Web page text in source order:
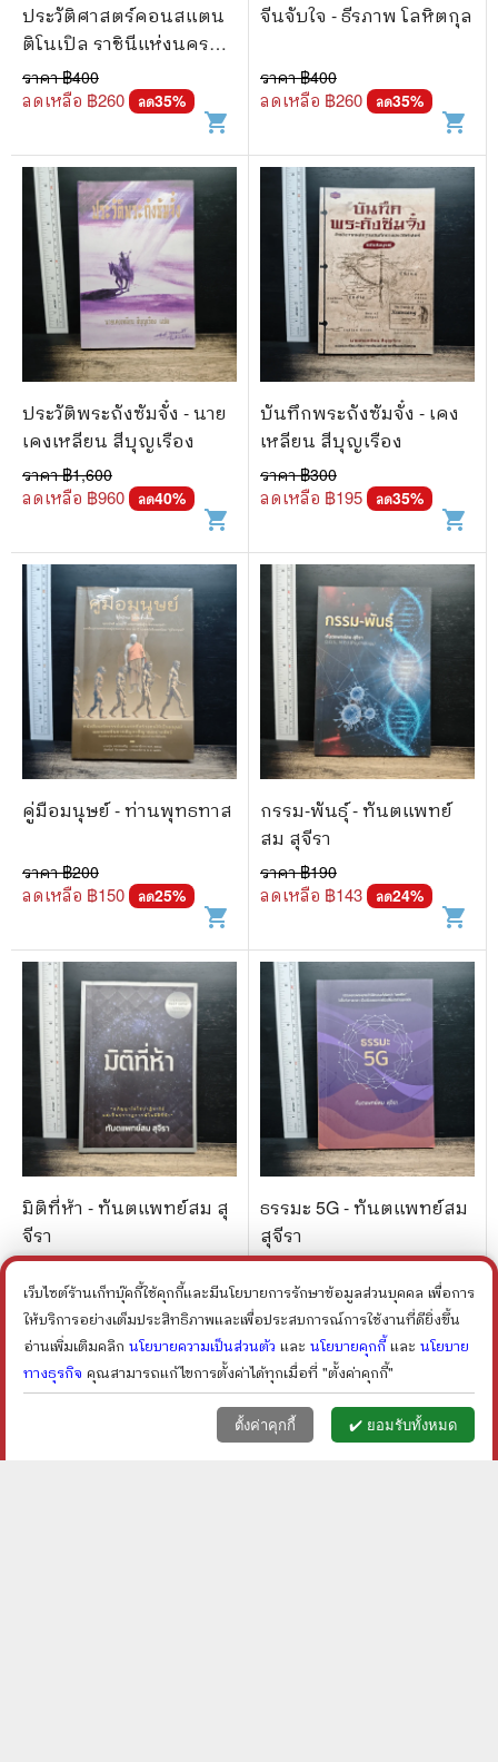
ประวัติศาสตร์คอนสแตน
ติโนเปิล ราชินีแห่งนครทั้ง
มวล - ชาครีย์นรทิพย์ เสวิ
กุล
ราคา ฿400
ลดเหลือ ฿260 ลด35%
shopping_cart
จีนจับใจ - ธีรภาพ โลหิตกุล
ราคา ฿400
ลดเหลือ ฿260 ลด35%
shopping_cart
ประวัติพระถังซัมจั๋ง - นาย
เคงเหลียน สีบุญเรือง
ราคา ฿1,600
ลดเหลือ ฿960 ลด40%
shopping_cart
บันทึกพระถังซัมจั๋ง - เคง
เหลียน สีบุญเรือง
ราคา ฿300
ลดเหลือ ฿195 ลด35%
shopping_cart
คู่มือมนุษย์ - ท่านพุทธทาส
ราคา ฿200
ลดเหลือ ฿150 ลด25%
shopping_cart
กรรม-พันธุ์ - ทันตแพทย์
สม สุจีรา
ราคา ฿190
ลดเหลือ ฿143 ลด24%
shopping_cart
มิติที่ห้า - ทันตแพทย์สม สุ
จีรา
ราคา ฿150
ลดเหลือ ฿113 ลด24%
shopping_cart
ธรรมะ 5G - ทันตแพทย์สม
สุจีรา
ราคา ฿120
ลดเหลือ ฿96 ลด20%
shopping_cart
ตะกร้า (0 faceเมนูลูกค้า
เว็บไซต์ร้านเก็ทบุ๊คกี้ใช้คุกกี้และมีนโยบายการรักษาข้อมูลส่วนบุคคล เพื่อการ
ให้บริการอย่างเต็มประสิทธิภาพและเพื่อประสบการณ์การใช้งานที่ดียิ่งขึ้น
อ่านเพิ่มเติมคลิก นโยบายความเป็นส่วนตัว และ นโยบายคุกกี้ และ นโยบาย
ทางธุรกิจ คุณสามารถแก้ไขการตั้งค่าได้ทุกเมื่อที่ "ตั้งค่าคุกกี้"
ตั้งค่าคุกกี้ ✔️ ยอมรับทั้งหมด